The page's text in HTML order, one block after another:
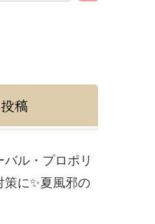
稿
バル・プロポリ
策に✨夏風邪の